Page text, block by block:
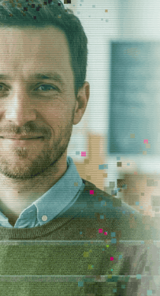
Plzeň-
Praha